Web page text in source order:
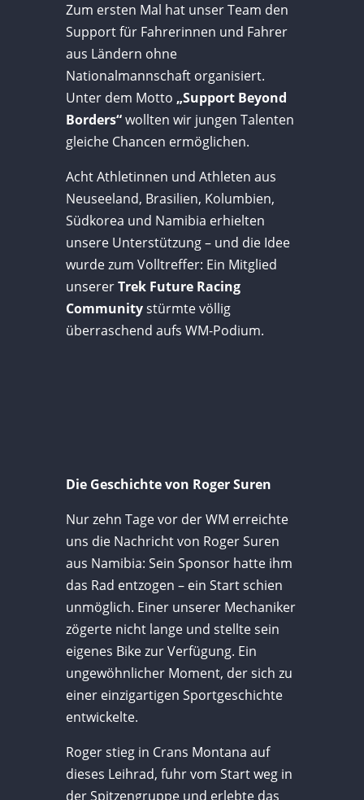
Zum ersten Mal hat unser Team den
Support für Fahrerinnen und Fahrer
aus Ländern ohne
Nationalmannschaft organisiert.
Unter dem Motto „Support Beyond
Borders“wollten wir jungen Talenten
gleiche Chancen ermöglichen.
Acht Athletinnen und Athleten aus
Neuseeland, Brasilien, Kolumbien,
Südkorea und Namibia erhielten
unsere Unterstützung – und die Idee
wurde zum Volltreffer: Ein Mitglied
unsererTrek Future Racing
Communitystürmte völlig
überraschend aufs WM-Podium.
Die Geschichte von Roger Suren
Nur zehn Tage vor der WM erreichte
uns die Nachricht von Roger Suren
aus Namibia: Sein Sponsor hatte ihm
das Rad entzogen – ein Start schien
unmöglich. Einer unserer Mechaniker
zögerte nicht lange und stellte sein
eigenes Bike zur Verfügung. Ein
ungewöhnlicher Moment, der sich zu
einer einzigartigen Sportgeschichte
entwickelte.
Roger stieg in Crans Montana auf
dieses Leihrad, fuhr vom Start weg in
der Spitzengruppe und erlebte das